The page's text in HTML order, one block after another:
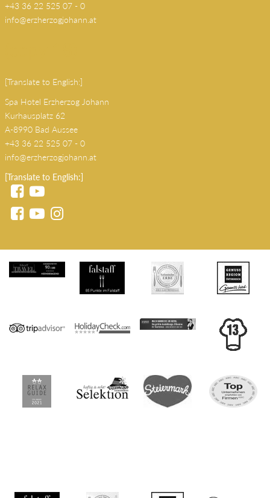
+43 36 22 525 07 - 0
info@erzherzogjohann.at
[Translate to English:]
Spa Hotel Erzherzog Johann
Kurhausplatz 62
A-8990 Bad Aussee
+43 36 22 525 07 - 0
info@erzherzogjohann.at
[Translate to English:]